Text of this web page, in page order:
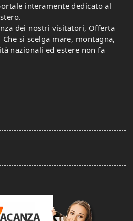
interamente dedicato al
dei nostri visitatori, Offerta
Che si scelga mare, montagna,
nazionali ed estere non fa